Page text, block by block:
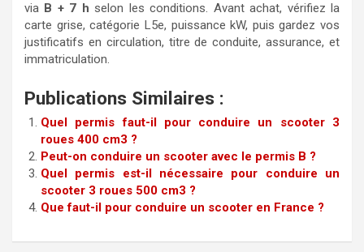
via B + 7 h selon les conditions. Avant achat, vérifiez la
carte grise, catégorie L5e, puissance kW, puis gardez vos
justificatifs en circulation, titre de conduite, assurance, et
immatriculation.
Publications Similaires :
Quel permis faut-il pour conduire un scooter 3
roues 400 cm3 ?
Peut-on conduire un scooter avec le permis B ?
Quel permis est-il nécessaire pour conduire un
scooter 3 roues 500 cm3 ?
Que faut-il pour conduire un scooter en France ?